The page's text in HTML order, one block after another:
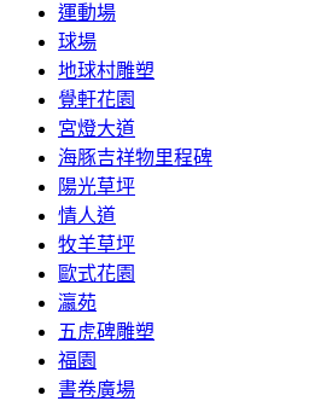
運動場
球場
地球村雕塑
覺軒花園
宮燈大道
海豚吉祥物里程碑
陽光草坪
情人道
牧羊草坪
歐式花園
瀛苑
五虎碑雕塑
福園
書卷廣場